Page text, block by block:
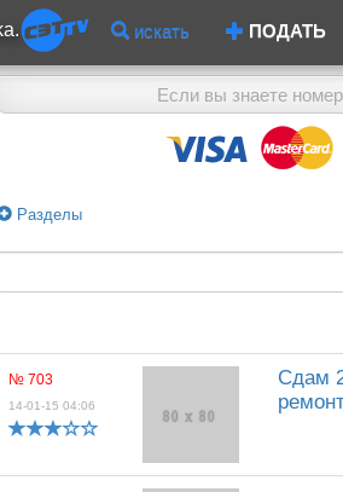
искать ПОДАТЬ
Если вы знаете
Разделы
№ 703
14-01-15 04:06
Сдам